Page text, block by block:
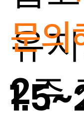
유
문의
2주